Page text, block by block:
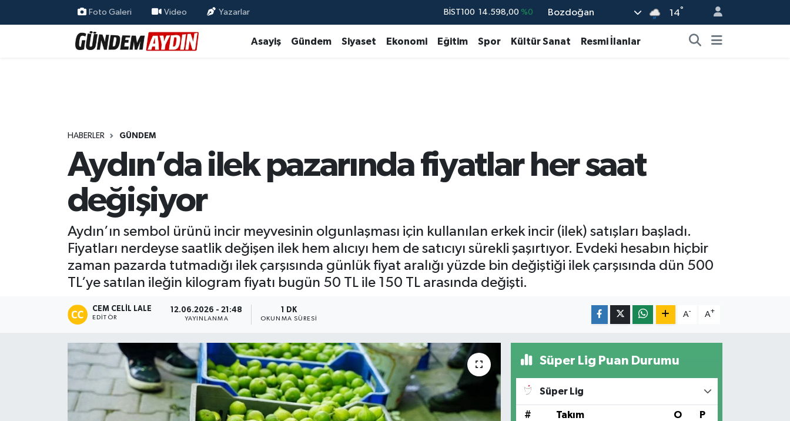
Foto Galeri Video Yazarlar BİST100 14.598,00 %0 Bozdoğan 14°
Asayiş Gündem Siyaset Ekonomi Eğitim Spor Kültür Sanat Resmi İlanlar
HABERLER GÜNDEM
Aydın’da ilek pazarında fiyatlar her saat
değişiyor
Aydın’ın sembol ürünü incir meyvesinin olgunlaşması için kullanılan erkek incir (ilek) satışları başladı.
Fiyatları nerdeyse saatlik değişen ilek hem alıcıyı hem de satıcıyı sürekli şaşırtıyor. Evdeki hesabın hiçbir
zaman pazarda tutmadığı ilek çarşısında günlük fiyat aralığı yüzde bin değiştiği ilek çarşısında dün 500
TL’ye satılan ileğin kilogram fiyatı bugün 50 TL ile 150 TL arasında değişti.
CEM CELIL LALE
EDITÖR
12.06.2026 - 21:48
YAYINLANMA
1 DK
OKUNMA SÜRESI
A- A+
Süper Lig Puan Durumu
Süper Lig
# Takım O P
Aydın Nöbetçi Eczaneler
Aydın Trafik Yoğunluk Haritası
Süper Lig Puan Durumu ve Fikstür
Tüm Manşetler
Son Dakika Haberleri
Haber Arşivi